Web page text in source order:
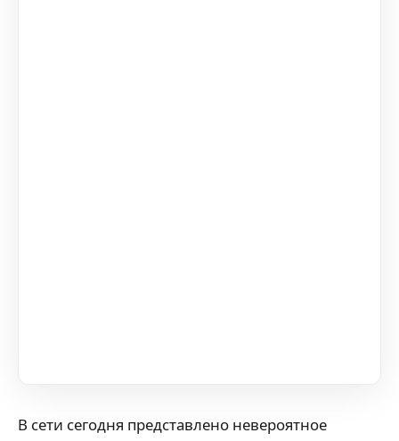
В сети сегодня представлено невероятное